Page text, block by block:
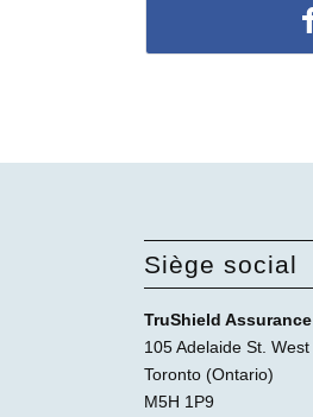
Siège social
TruShield Assurance
105 Adelaide St. West
Toronto (Ontario)
M5H 1P9